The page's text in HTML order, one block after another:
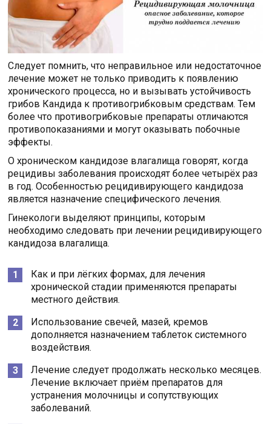
Следует помнить, что неправильное или недостаточное
лечение может не только приводить к появлению
хронического процесса, но и вызывать устойчивость
грибов Кандида к противогрибковым средствам. Тем
более что противогрибковые препараты отличаются
противопоказаниями и могут оказывать побочные
эффекты.
О хроническом кандидозе влагалища говорят, когда
рецидивы заболевания происходят более четырёх раз
в год. Особенностью рецидивирующего кандидоза
является назначение специфического лечения.
Гинекологи выделяют принципы, которым
необходимо следовать при лечении рецидивирующего
кандидоза влагалища.
Как и при лёгких формах, для лечения
хронической стадии применяются препараты
местного действия.
Использование свечей, мазей, кремов
дополняется назначением таблеток системного
воздействия.
Лечение следует продолжать несколько месяцев.
Лечение включает приём препаратов для
устранения молочницы и сопутствующих
заболеваний.